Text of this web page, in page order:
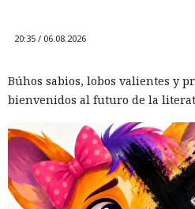
20:35 / 06.08.2026
Búhos sabios, lobos valientes y
bienvenidos al futuro de la